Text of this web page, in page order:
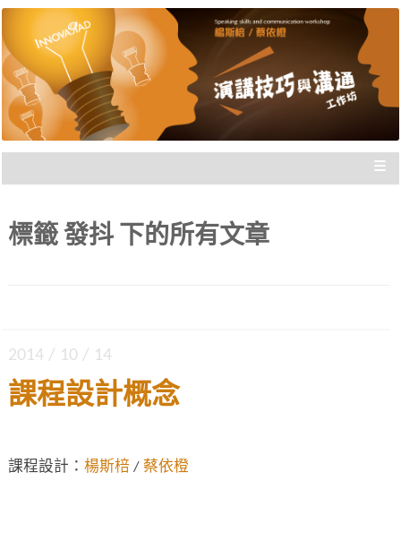
演講技巧與溝通工作坊 |
新思惟國際
楊斯棓與蔡依橙親自講授，理念型
與專業型演講的規劃重點，並有實
際上台互動機會，讓你在與群眾互
≡
標籤 發抖 下的所有文章
2014 / 10 / 14
課程設計概念
課程設計： 楊斯棓 / 蔡依橙